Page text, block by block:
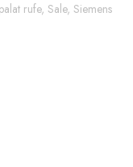
rufe, Sale, Siemens